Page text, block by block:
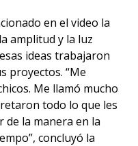
en el video la
amplitud y la luz
ideas trabajaron
proyectos. “Me
Me llamó mucho
todo lo que les
de la manera en la
concluyó la